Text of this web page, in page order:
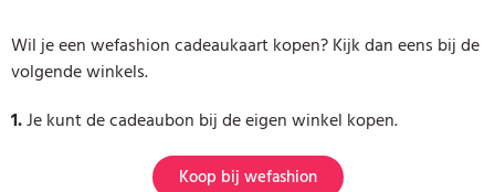
Wil je een wefashion cadeaukaart kopen? Kijk dan eens bij de
volgende winkels.
1.Je kunt de cadeaubon bij de eigen winkel kopen.
Koop bij wefashion